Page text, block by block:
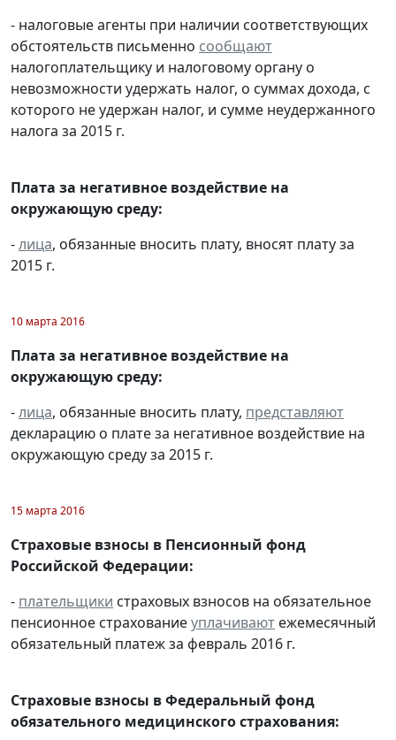
- налоговые агенты при наличии соответствующих
обстоятельств письменно сообщают
налогоплательщику и налоговому органу о
невозможности удержать налог, о суммах дохода, с
которого не удержан налог, и сумме неудержанного
налога за 2015 г.
Плата за негативное воздействие на
окружающую среду:
-лица, обязанные вносить плату, вносят плату за
2015 г.
10 марта 2016
Плата за негативное воздействие на
окружающую среду:
-лица, обязанные вносить плату, представляют
декларацию о плате за негативное воздействие на
окружающую среду за 2015 г.
15 марта 2016
Страховые взносы в Пенсионный фонд
Российской Федерации:
- плательщики страховых взносов на обязательное
пенсионное страхованиеуплачивают ежемесячный
обязательный платеж за февраль 2016 г.
Страховые взносы в Федеральный фонд
обязательного медицинского страхования: